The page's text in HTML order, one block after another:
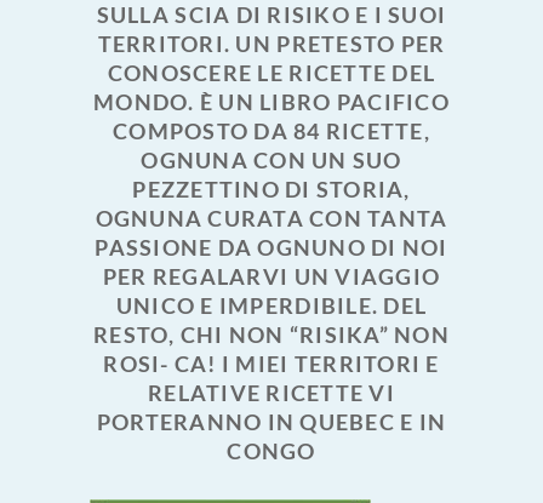
SULLA SCIA DI RISIKO E I SUOI
TERRITORI. UN PRETESTO PER
CONOSCERE LE RICETTE DEL
MONDO. È UN LIBRO PACIFICO
COMPOSTO DA 84 RICETTE,
OGNUNA CON UN SUO
PEZZETTINO DI STORIA,
OGNUNA CURATA CON TANTA
PASSIONE DA OGNUNO DI NOI
PER REGALARVI UN VIAGGIO
UNICO E IMPERDIBILE. DEL
RESTO, CHI NON “RISIKA” NON
ROSI- CA! I MIEI TERRITORI E
RELATIVE RICETTE VI
PORTERANNO IN QUEBEC E IN
CONGO